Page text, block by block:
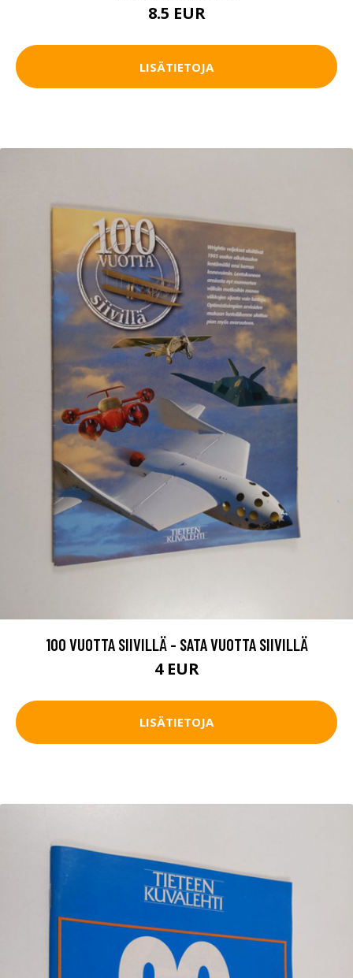
8.5 EUR
LISÄTIETOJA
100 VUOTTA SIIVILLÄ - SATA VUOTTA SIIVILLÄ
4 EUR
LISÄTIETOJA